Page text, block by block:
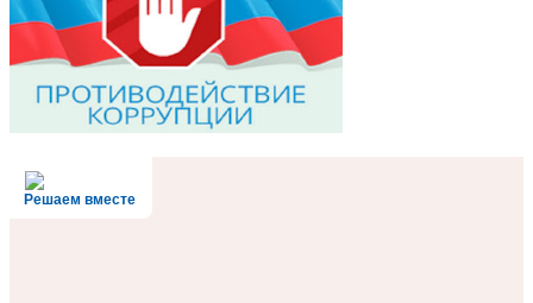
Решаем вместе